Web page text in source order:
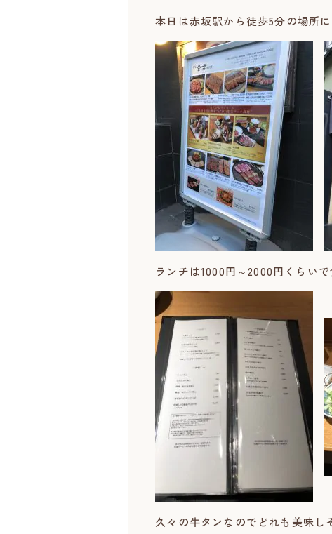
本日は赤坂駅から徒歩5分の場所
ランチは1000円～2000円くらい
久々の牛タンなのでどれも美味し